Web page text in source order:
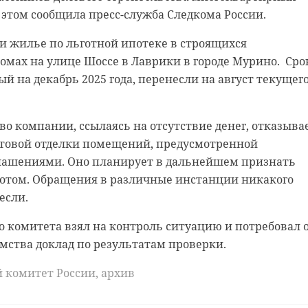
сообщила пресс-служба Следкома России.
жилье по льготной ипотеке в строящихся
на улице Шоссе в Лаврики в городе Мурино.
на декабрь 2025 года, перенесли на август
компании, ссылаясь на отсутствие денег,
отделки помещений, предусмотренной
Оно планирует в дальнейшем признать
Обращения в различные инстанции никакого
комитета взял на контроль ситуацию и потребовал
доклад по результатам проверки.
России, архив
теракта от неустановленного лица через
противозаконных действий и направились
Среднерогатская – Купчинская. Там двое
батарейный шкаф.
военный суд для рассмотрения по существу.
free-photo/closeup-gavel-judgement-
акт
в МАХ.
охватывают разные сферы: промышленность,
Например, 47 регион намерен
нового мощного комплекса
Всеволожске, рассказал губернатор.
закрепит статус туристического
Дрозденко. По его словам, будут подписаны
всесезонным курортам.
водный и велоспорт летом, а также
— чтобы отдыхать круглый год, не
области»,